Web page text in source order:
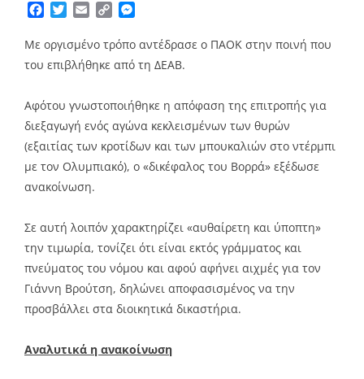
Facebook
TwitterEmailCopy
Με οργισμένο τρόπο αντέδρασε ο ΠΑΟΚ στην ποινή που
του επιβλήθηκε από τη ΔΕΑΒ.
Αφότου γνωστοποιήθηκε η απόφαση της επιτροπής για
διεξαγωγή ενός αγώνα κεκλεισμένων των θυρών
(εξαιτίας των κροτίδων και των μπουκαλιών στο ντέρμπι
με τον Ολυμπιακό), ο «δικέφαλος του Βορρά» εξέδωσε
ανακοίνωση.
Σε αυτή λοιπόν χαρακτηρίζει «αυθαίρετη και ύποπτη»
την τιμωρία, τονίζει ότι είναι εκτός γράμματος και
πνεύματος του νόμου και αφού αφήνει αιχμές για τον
Γιάννη Βρούτση, δηλώνει αποφασισμένος να την
προσβάλλει στα διοικητικά δικαστήρια.
Αναλυτικά η ανακοίνωση